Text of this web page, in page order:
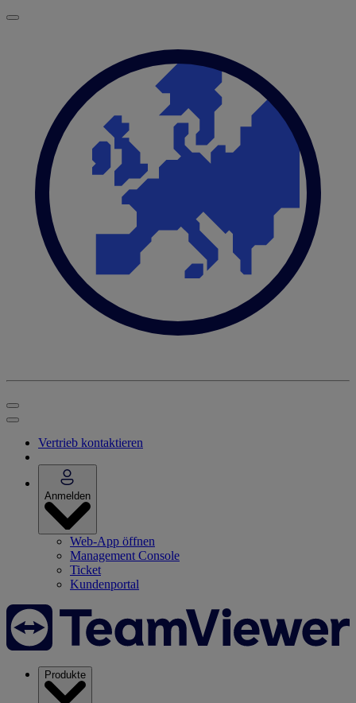
Vertrieb kontaktieren
Anmelden
Web-App öffnen
Management Console
Ticket
Kundenportal
Produkte